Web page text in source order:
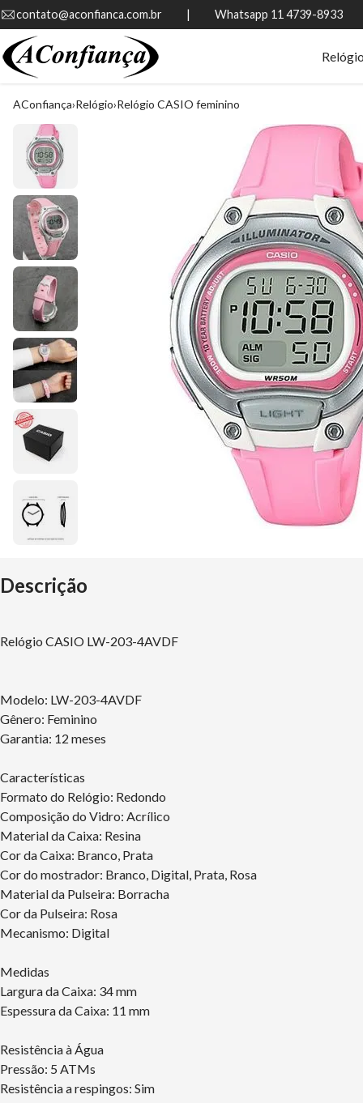
contato@aconfianca.com.br          |          Whatsapp 11 4739-8933
AConfiança Relógio Relógio CASIO feminino
Descrição
Relógio CASIO LW-203-4AVDF
Modelo: LW-203-4AVDF
Gênero: Feminino
Garantia: 12 meses
Características
Formato do Relógio: Redondo
Composição do Vidro: Acrílico
Material da Caixa: Resina
Cor da Caixa: Branco, Prata
Cor do mostrador: Branco, Digital, Prata, Rosa
Material da Pulseira: Borracha
Cor da Pulseira: Rosa
Mecanismo: Digital
Medidas
Largura da Caixa: 34 mm
Espessura da Caixa: 11 mm
Resistência à Água
Pressão: 5 ATMs
Resistência a respingos: Sim